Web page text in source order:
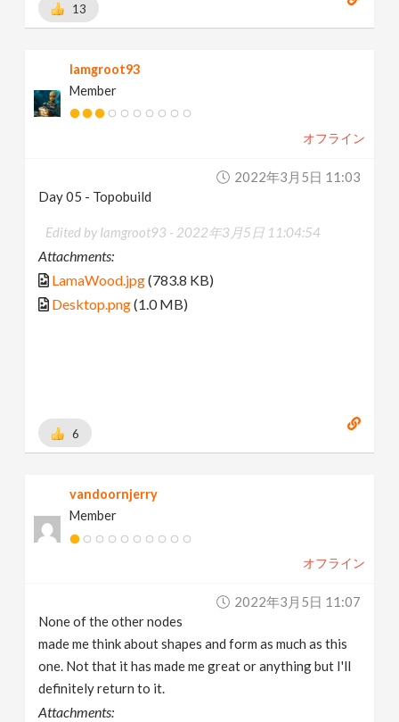
13
Iamgroot93
Member
オフライン
2022年3月5日 11:03
Day 05 - Topobuild
Edited by Iamgroot93 - 2022年3月5日 11:04:54
Attachments:
LamaWood.jpg(783.8 KB)
Desktop.png(1.0 MB)
6
vandoornjerry
Member
オフライン
2022年3月5日 11:07
None of the other nodes
made me think about shapes and form as much as this
one. Not that it has made me great or anything but I'll
definitely return to it.
Attachments: